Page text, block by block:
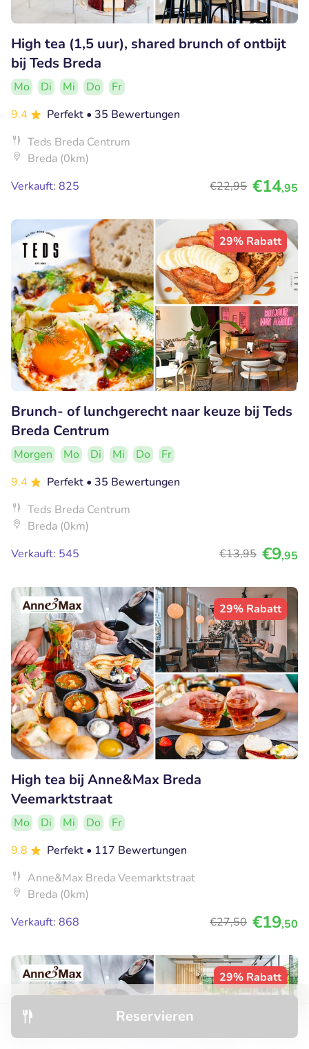
Reservieren
High tea (1,5 uur), shared brunch of ontbijt
bij Teds Breda
Mo Di Mi Do
Fr
9.4
Perfekt • 35 Bewertungen
Teds Breda Centrum
Breda (0km)
Verkauft: 825
€22,95 €14,95
29% Rabatt
Brunch- of lunchgerecht naar keuze bij Teds
Breda Centrum
Morgen Mo Di Mi Do
Fr
9.4
Perfekt • 35 Bewertungen
Teds Breda Centrum
Breda (0km)
Verkauft: 545
€13,95 €9,95
29% Rabatt
High tea bij Anne&Max Breda
Veemarktstraat
Mo Di Mi Do
Fr
9.8
Perfekt • 117 Bewertungen
Anne&Max Breda Veemarktstraat
Breda (0km)
Verkauft: 868
€27,50 €19,50
29% Rabatt